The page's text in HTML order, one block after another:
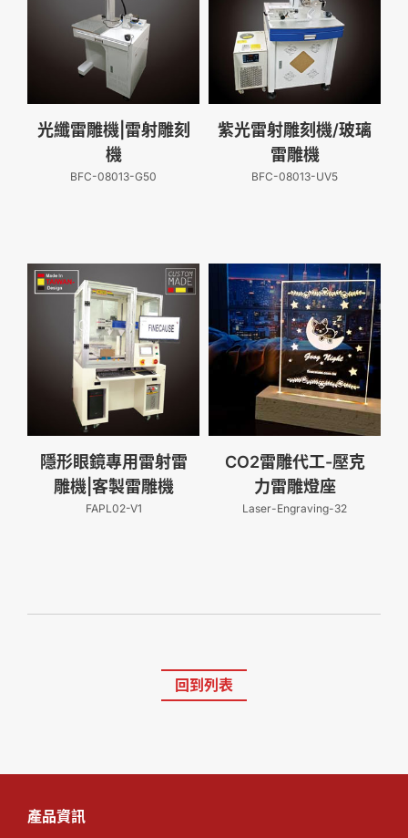
光纖雷雕機|雷射雕刻
機
BFC-08013-G50
紫光雷射雕刻機/玻璃
雷雕機
BFC-08013-UV5
隱形眼鏡專用雷射雷
雕機|客製雷雕機
FAPL02-V1
CO2雷雕代工-壓克
力雷雕燈座
Laser-Engraving-32
回到列表
產品資訊